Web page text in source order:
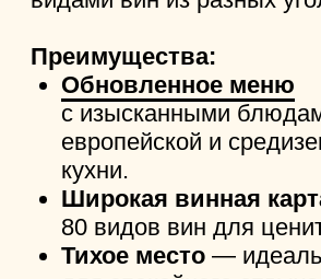
Ресторан«Марусовка»
в исторической части Казани — один
из 50 лучших ресторанов России
и трёх лучших в Татарстане. Особая
атмосфера создаётся на
террасес видом на Лядской сад,
живой музыкой и уединением
от городской суеты. Мягкие кресла,
приглушённый свет и комфорт
делают это место идеальным для